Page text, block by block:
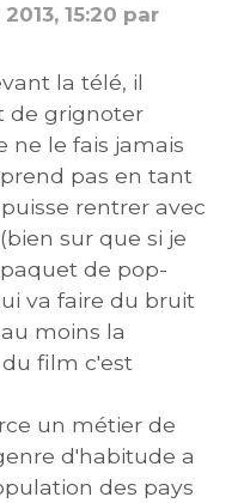
15:20 par
la télé, il
de grignoter
ne le fais jamais
pas en tant
rentrer avec
sur que si je
de pop-
va faire du bruit
moins la
film c'est
un métier de
d'habitude a
des pays